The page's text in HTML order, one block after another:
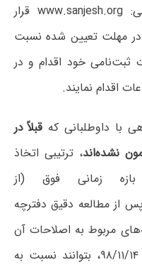
www.sanjesh.org قرار
در مهلت تعیین شده نسبت
ثبت‌نامی خود اقدام و در
اقدام نمایند.
با داوطلبانی کهقبلاً در
نشده‌اند، ترتیبی اتخاذ
زمانی فوق (از
۰۲/۰۱ لغایت ۹۹/۰۲/۰۳)، پس از مطالعه دقیق دفترچه
مربوط به اصلاحات آن
دفترچه به تاریخ‌های ۹۸/۰۹/۲۵ و ۹۸/۱۱/۱۴، بتوانند نسبت به